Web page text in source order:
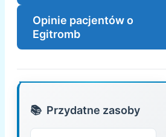
Opinie pacjentów o
Egitromb
Przydatne zasoby